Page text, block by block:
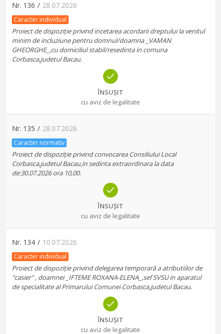
Nr. 136 / 28.07.2026
Caracter individual
Proiect de dispoziție privind incetarea acordarii dreptului la venitul
minim de incluziune pentru domnul/doamna _VAMAN
GHEORGHE_,cu domiciliul stabil/resedinta in comuna
Corbasca,judetul Bacau.
ÎNSUȘIT
cu aviz de legalitate
Nr. 135 / 28.07.2026
Caracter normativ
Proiect de dispoziție privind convocarea Consiliului Local
Corbasca,judetul Bacau,in sedinta extraordinara la data
de:30.07.2026 ora 10,00.
ÎNSUȘIT
cu aviz de legalitate
Nr. 134 / 10.07.2026
Caracter individual
Proiect de dispoziție privind delegarea temporară a atributiilor de
"casier" , doamnei _IFTEME ROXANA-ELENA_,sef SVSU in aparatul
de specialitate al Primarului Comunei Corbasca,judetul Bacau.
ÎNSUȘIT
cu aviz de legalitate